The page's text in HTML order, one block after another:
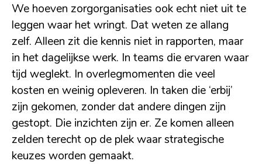
We hoeven zorgorganisaties ook echt niet uit te
leggen waar het wringt. Dat weten ze allang
zelf. Alleen zit die kennis niet in rapporten, maar
in het dagelijkse werk. In teams die ervaren waar
tijd weglekt. In overlegmomenten die veel
kosten en weinig opleveren. In taken die ‘erbij’
zijn gekomen, zonder dat andere dingen zijn
gestopt. Die inzichten zijn er. Ze komen alleen
zelden terecht op de plek waar strategische
keuzes worden gemaakt.